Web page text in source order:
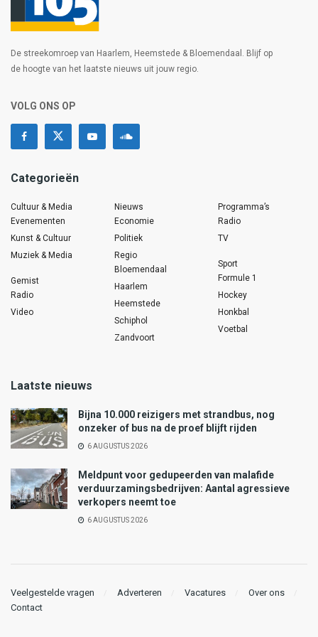
De streekomroep van Haarlem, Heemstede & Bloemendaal. Blijf op
de hoogte van het laatste nieuws uit jouw regio.
VOLG ONS OP
Categorieën
Cultuur & Media
Evenementen
Kunst & Cultuur
Muziek & Media
Gemist
Radio
Video
Nieuws
Economie
Politiek
Regio
Bloemendaal
Haarlem
Heemstede
Schiphol
Zandvoort
Programma’s
Radio
TV
Sport
Formule 1
Hockey
Honkbal
Voetbal
Laatste nieuws
Bijna 10.000 reizigers met strandbus, nog
onzeker of bus na de proef blijft rijden
6 AUGUSTUS 2026
Meldpunt voor gedupeerden van malafide
verduurzamingsbedrijven: Aantal agressieve
verkopers neemt toe
6 AUGUSTUS 2026
Veelgestelde vragen Adverteren Vacatures
Over ons
Contact